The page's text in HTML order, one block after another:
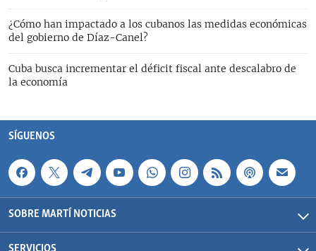
¿Cómo han impactado a los cubanos las medidas económicas
del gobierno de Díaz-Canel?
Cuba busca incrementar el déficit fiscal ante descalabro de
la economía
SÍGUENOS
SOBRE MARTÍ NOTICIAS